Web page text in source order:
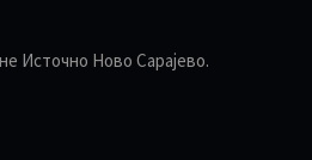
Источно Ново Сарајево.